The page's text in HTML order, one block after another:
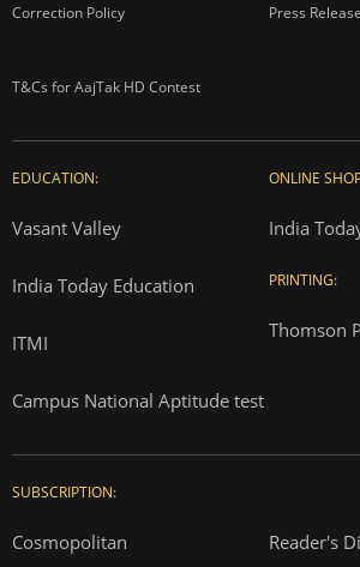
Correction Policy Press
T&Cs for AajTak HD Contest
EDUCATION:
Vasant Valley
India Today Education
ITMI
Campus National Aptitude test
ONLINE
India
PRINTING:
Thomson
SUBSCRIPTION:
Cosmopolitan Reader's